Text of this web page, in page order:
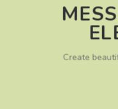
Create